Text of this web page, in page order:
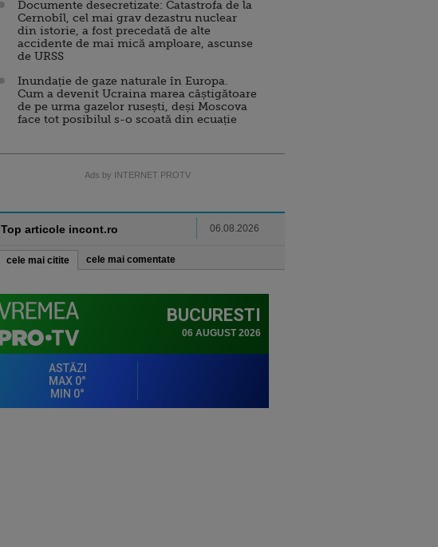
Documente desecretizate: Catastrofa de la
Cernobîl, cel mai grav dezastru nuclear
din istorie, a fost precedată de alte
accidente de mai mică amploare, ascunse
de URSS
Inundație de gaze naturale în Europa.
Cum a devenit Ucraina marea câștigătoare
de pe urma gazelor rusești, deși Moscova
face tot posibilul s-o scoată din ecuație
Ads by INTERNET PROTV
Top articole incont.ro 06.08.2026
cele mai citite cele mai comentate